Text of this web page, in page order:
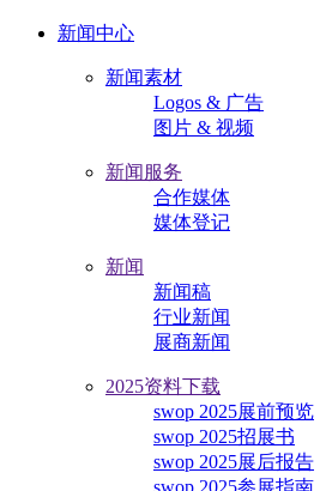
新闻中心
新闻素材
Logos & 广告
图片 & 视频
新闻服务
合作媒体
媒体登记
新闻
新闻稿
行业新闻
展商新闻
2025资料下载
swop 2025展前预览
swop 2025招展书
swop 2025展后报告
swop 2025参展指南